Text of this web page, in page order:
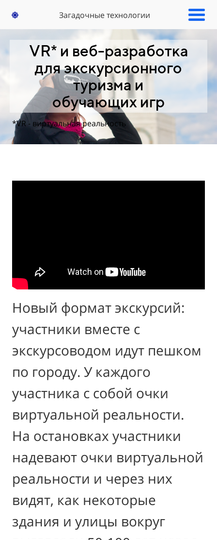
Загадочные технологии
VR* и веб-разработка
для экскурсионного
туризма и
обучающих игр
*VR - виртуальная реальность
Новый формат экскурсий:
участники вместе с
экскурсоводом идут пешком
по городу. У каждого
участника с собой очки
виртуальной реальности.
На остановках участники
надевают очки виртуальной
реальности и через них
видят, как некоторые
здания и улицы вокруг